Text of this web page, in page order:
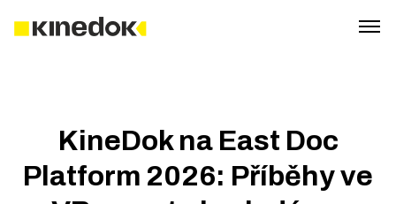
KineDok na East Doc
Platform 2026: Příběhy ve